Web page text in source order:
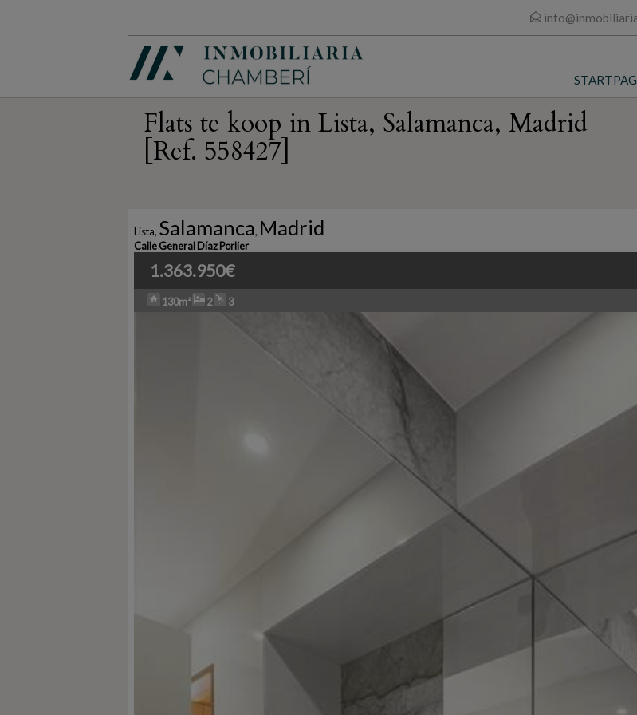
Flats te koop in Lista, Salamanca, Madrid
[Ref. 558427]
Lista, Salamanca, Madrid
Calle General Díaz Porlier
1.363.950€
130m² 2 3